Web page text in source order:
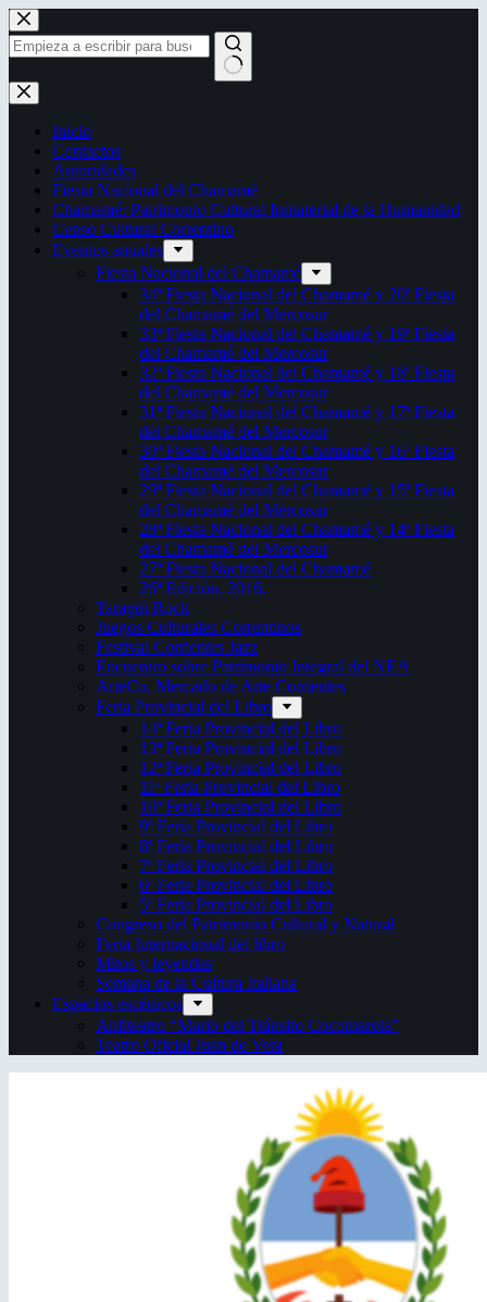
Saltar
al
contenido
Sin
resultados
Inicio
Contactos
Autoridades
Fiesta Nacional del Chamamé
Chamamé: Patrimonio Cultural Inmaterial de la Humanidad
Censo Cultural Correntino
Eventos anuales
Fiesta Nacional del Chamamé
34ª Fiesta Nacional del Chamamé y 20ª Fiesta
del Chamamé del Mercosur
33ª Fiesta Nacional del Chamamé y 19ª Fiesta
del Chamamé del Mercosur
32ª Fiesta Nacional del Chamamé y 18ª Fiesta
del Chamamé del Mercosur
31ª Fiesta Nacional del Chamamé y 17ª Fiesta
del Chamamé del Mercosur
30ª Fiesta Nacional del Chamamé y 16ª Fiesta
del Chamamé del Mercosur
29ª Fiesta Nacional del Chamamé y 15ª Fiesta
del Chamamé del Mercosur
28ª Fiesta Nacional del Chamamé y 14ª Fiesta
del Chamamé del Mercosur
27ª Fiesta Nacional del Chamamé
26ª Edición. 2016.
Taragüi Rock
Juegos Culturales Correntinos
Festival Corrientes Jazz
Encuentro sobre Patrimonio Integral del NEA
ArteCo. Mercado de Arte Corrientes
Feria Provincial del Libro
14ª Feria Provincial del Libro
13ª Feria Provincial del Libro
12ª Feria Provincial del Libro
11ª Feria Provincial del Libro
10ª Feria Provincial del Libro
9ª Feria Provincial del Libro
8ª Feria Provincial del Libro
7ª Feria Provincial del Libro
6ª Feria Provincial del Libro
5ª Feria Provincial del Libro
Congreso del Patrimonio Cultural y Natural
Feria Internacional del libro
Mitos y leyendas
Semana de la Cultura Italiana
Espacios escénicos
Anfiteatro “Mario del Tránsito Cocomarola”
Teatro Oficial Juan de Vera